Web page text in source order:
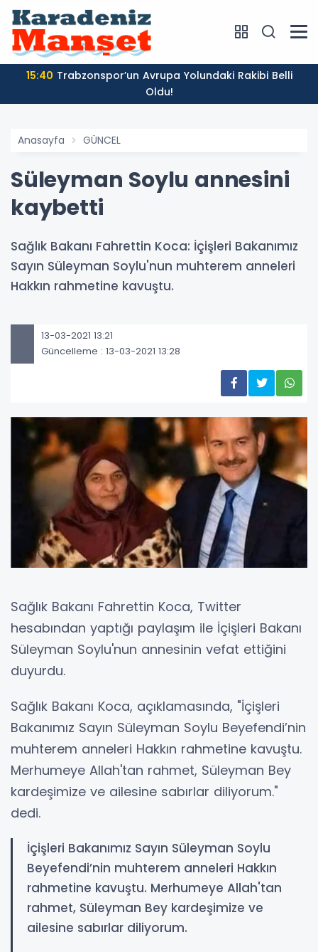
15:40
Oldu!
Anasayfa GÜNCEL
Süleyman Soylu annesini
kaybetti
Sağlık Bakanı Fahrettin Koca: İçişleri Bakanımız
Sayın Süleyman Soylu'nun muhterem anneleri
Hakkın rahmetine kavuştu.
13-03-2021 13:21
Güncelleme : 13-03-2021 13:28
Sağlık Bakanı Fahrettin Koca, Twitter
hesabından yaptığı paylaşım ile İçişleri Bakanı
Süleyman Soylu'nun annesinin vefat ettiğini
duyurdu.
Sağlık Bakanı Koca, açıklamasında, "İçişleri
Bakanımız Sayın Süleyman Soylu Beyefendi’nin
muhterem anneleri Hakkın rahmetine kavuştu.
Merhumeye Allah'tan rahmet, Süleyman Bey
kardeşimize ve ailesine sabırlar diliyorum."
dedi.
İçişleri Bakanımız Sayın Süleyman Soylu
Beyefendi’nin muhterem anneleri Hakkın
rahmetine kavuştu. Merhumeye Allah'tan
rahmet, Süleyman Bey kardeşimize ve
ailesine sabırlar diliyorum.